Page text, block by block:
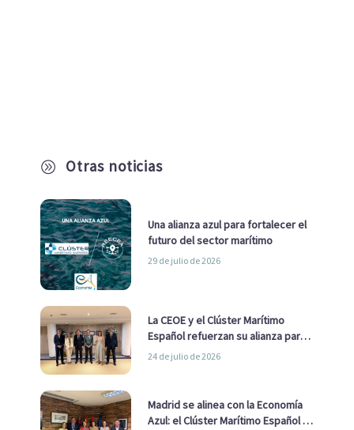
A Otras noticias
Una alianza azul para fortalecer el
futuro del sector marítimo
29 de julio de 2026
La CEOE y el Clúster Marítimo
Español refuerzan su alianza para
impulsar una estrategia Nacional
24 de julio de 2026
Madrid se alinea con la Economía
Azul: el Clúster Marítimo Español y